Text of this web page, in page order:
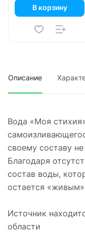
В корзину
Описание
Вода «Моя
своему составу
Благодаря
состав воды,
остается
Источник
области